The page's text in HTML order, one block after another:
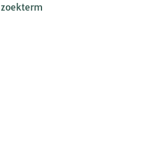
zoekterm